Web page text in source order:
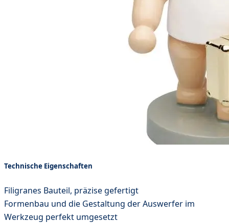
Technische Eigenschaften
Filigranes Bauteil, präzise gefertigt
Formenbau und die Gestaltung der Auswerfer im
Werkzeug perfekt umgesetzt